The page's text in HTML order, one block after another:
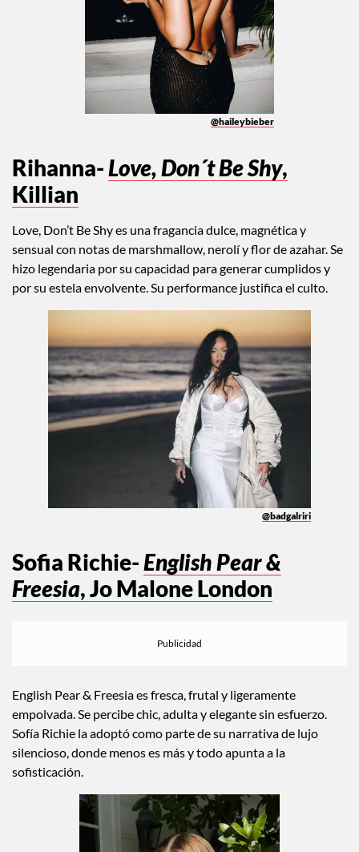
@haileybieber
Rihanna- Love, Don´t Be Shy,
Killian
Love, Don’t Be Shy es una fragancia dulce, magnética y
sensual con notas de marshmallow, nerolí y flor de azahar. Se
hizo legendaria por su capacidad para generar cumplidos y
por su estela envolvente. Su performance justifica el culto.
@badgalriri
Sofia Richie- English Pear &
Freesia, Jo Malone London
English Pear & Freesia es fresca, frutal y ligeramente
empolvada. Se percibe chic, adulta y elegante sin esfuerzo.
Sofía Richie la adoptó como parte de su narrativa de lujo
silencioso, donde menos es más y todo apunta a la
sofisticación.